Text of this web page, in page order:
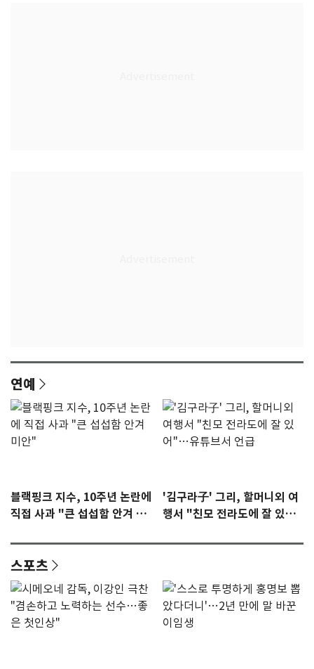
연예
블랙핑크 지수, 10주년 논란에
직접 사과 "큰 섭섭함 안겨 미
'김구라子' 그리, 할머니외 여
행서 "친모 전라도에 잘 있
스포츠